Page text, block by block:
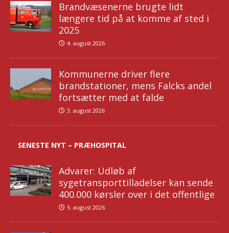
Brandvæsenerne brugte lidt
længere tid på at komme af sted i
2025
4. august 2026
Kommunerne driver flere
brandstationer, mens Falcks andel
fortsætter med at falde
3. august 2026
SENESTE NYT – PRÆHOSPITAL
Advarer: Udløb af
sygetransporttilladelser kan sende
400.000 kørsler over i det offentlige
5. august 2026